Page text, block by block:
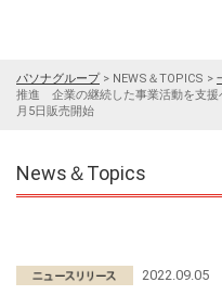
パソナグループ> NEWS＆TOPICS >
推進 企業の継続した事業活動を支援
月5日販売開始
News＆Topics
2022.09.05